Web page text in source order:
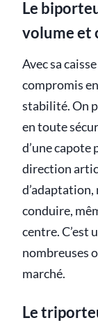
Le
volume et
Avec sa
compromis
stabilité. On
en toute
d’une capote
direction
conduire,
centre. C’est
nombreuses
marché.
Le